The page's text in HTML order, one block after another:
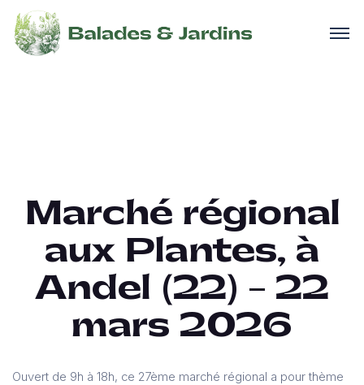
Marché régional
aux Plantes, à
Andel (22) – 22
mars 2026
Ouvert de 9h à 18h, ce 27ème marché régional a pour thème